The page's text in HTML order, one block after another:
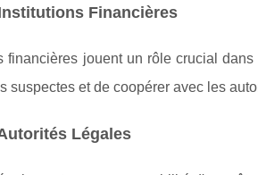
Financières
financières jouent un rôle crucial
suspectes et de coopérer avec les
Légales